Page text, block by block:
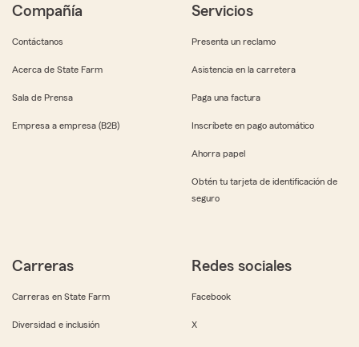
Compañía
Contáctanos
Acerca de State Farm
Sala de Prensa
Empresa a empresa (B2B)
Servicios
Presenta un reclamo
Asistencia en la carretera
Paga una factura
Inscríbete en pago automático
Ahorra papel
Obtén tu tarjeta de identificación de
seguro
Carreras
Carreras en State Farm
Diversidad e inclusión
Redes sociales
Facebook
X